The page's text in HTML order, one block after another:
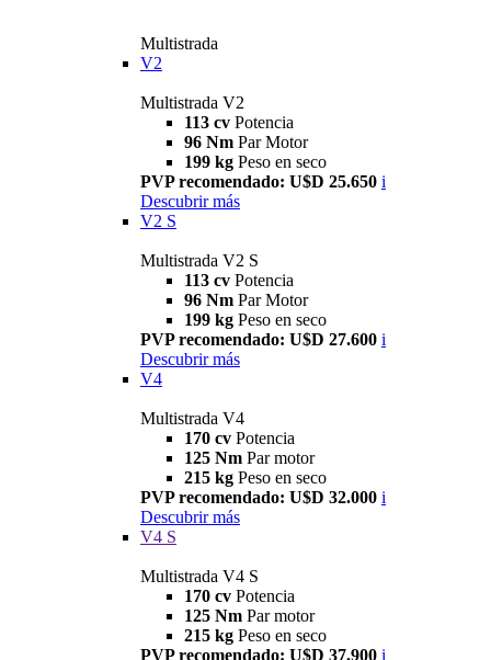
Multistrada
V2
Multistrada V2
113 cv Potencia
96 Nm Par Motor
199 kg Peso en seco
PVP recomendado: U$D 25.650 i
Descubrir más
V2 S
Multistrada V2 S
113 cv Potencia
96 Nm Par Motor
199 kg Peso en seco
PVP recomendado: U$D 27.600 i
Descubrir más
V4
Multistrada V4
170 cv Potencia
125 Nm Par motor
215 kg Peso en seco
PVP recomendado: U$D 32.000 i
Descubrir más
V4 S
Multistrada V4 S
170 cv Potencia
125 Nm Par motor
215 kg Peso en seco
PVP recomendado: U$D 37.900 i